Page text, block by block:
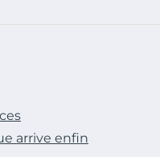
arrive enfin